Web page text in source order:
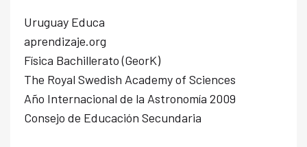
Uruguay Educa
aprendizaje.org
Física Bachillerato (GeorK)
The Royal Swedish Academy of Sciences
Año Internacional de la Astronomía 2009
Consejo de Educación Secundaria